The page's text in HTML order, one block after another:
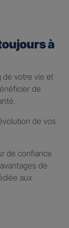
à
de votre vie et
de
de vos
de confiance
de
aux